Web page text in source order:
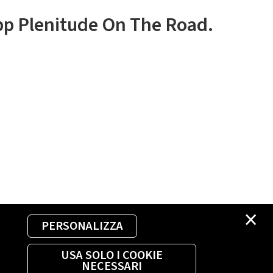
×
PERSONALIZZA
USA SOLO I COOKIE
NECESSARI
Plenitude On The Road.